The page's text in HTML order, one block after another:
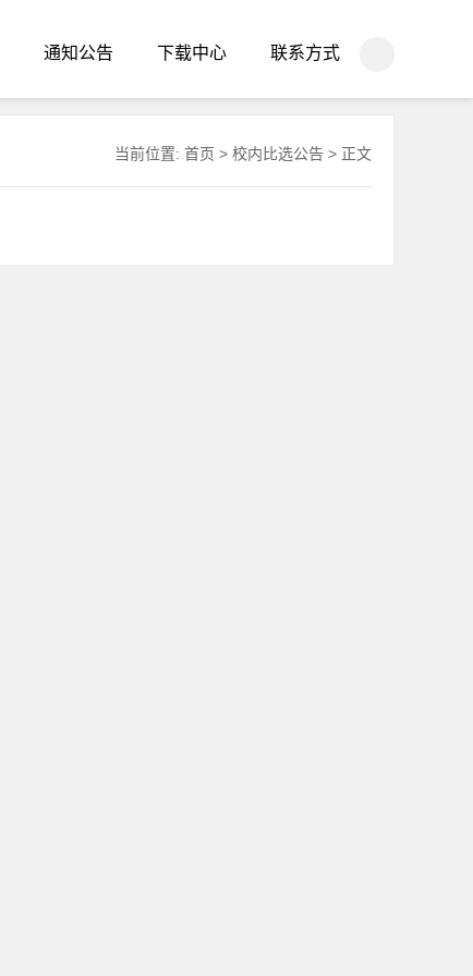
通知公告 下载中心 联系方式
当前位置: 首页 > 校内比选公告 > 正文